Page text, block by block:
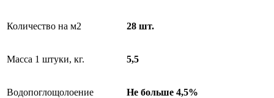
Количество на м2 28 шт.
Масса 1 штуки, кг. 5,5
Водопоглощолоение Не больше 4,5%